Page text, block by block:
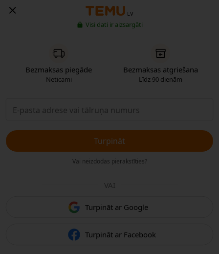
LV
Visi dati ir aizsargāti
Bezmaksas piegāde
Neticami
Bezmaksas atgriešana
Līdz 90 dienām
Turpināt
Vai neizdodas pierakstīties?
VAI
Turpināt ar Google
Turpināt ar Facebook